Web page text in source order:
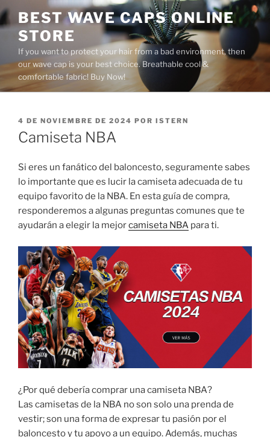
Saltar
al
contenido
BEST WAVE CAPS ONLINE
STORE
If you want to protect your hair from a bad environment, then
our wave cap is your best choice. Breathable cool &
comfortable fabric! Buy Now!
PUBLICADO
EL
4 DE NOVIEMBRE DE 2024 POR ISTERN
Camiseta NBA
Si eres un fanático del baloncesto, seguramente sabes
lo importante que es lucir la camiseta adecuada de tu
equipo favorito de la NBA. En esta guía de compra,
responderemos a algunas preguntas comunes que te
ayudarán a elegir la mejorcamiseta NBA para ti.
¿Por qué debería comprar una camiseta NBA?
Las camisetas de la NBA no son solo una prenda de
vestir; son una forma de expresar tu pasión por el
baloncesto y tu apoyo a un equipo. Además, muchas